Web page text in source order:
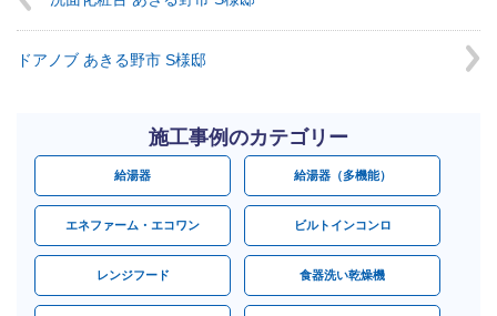
ドアノブ あきる野市 S様邸
施工事例のカテゴリー
給湯器 給湯器（多機能）
エネファーム・エコワン ビルトインコンロ
レンジフード 食器洗い乾燥機